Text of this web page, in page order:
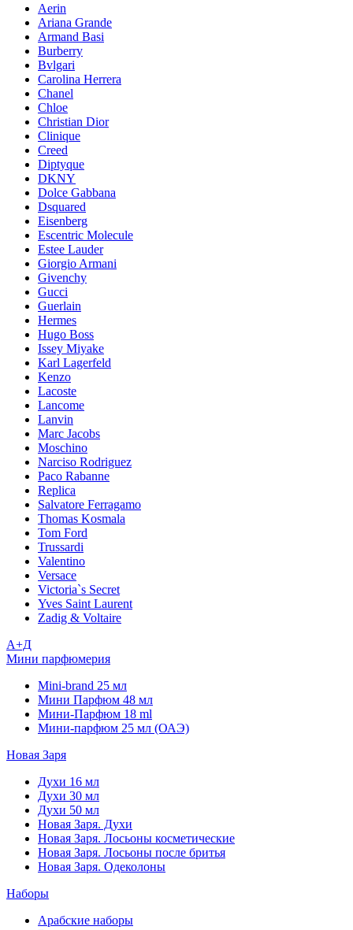
Aerin
Ariana Grande
Armand Basi
Burberry
Bvlgari
Carolina Herrera
Chanel
Chloe
Christian Dior
Clinique
Creed
Diptyque
DKNY
Dolce Gabbana
Dsquared
Eisenberg
Escentric Molecule
Estee Lauder
Giorgio Armani
Givenchy
Gucci
Guerlain
Hermes
Hugo Boss
Issey Miyake
Karl Lagerfeld
Kenzo
Lacoste
Lancome
Lanvin
Marc Jacobs
Moschino
Narciso Rodriguez
Paco Rabanne
Replica
Salvatore Ferragamo
Thomas Kosmala
Tom Ford
Trussardi
Valentino
Versace
Victoria`s Secret
Yves Saint Laurent
Zadig & Voltaire
А+Д
Мини парфюмерия
Mini-brand 25 мл
Мини Парфюм 48 мл
Мини-Парфюм 18 ml
Мини-парфюм 25 мл (ОАЭ)
Новая Заря
Духи 16 мл
Духи 30 мл
Духи 50 мл
Новая Заря. Духи
Новая Заря. Лосьоны косметические
Новая Заря. Лосьоны после бритья
Новая Заря. Одеколоны
Наборы
Арабские наборы